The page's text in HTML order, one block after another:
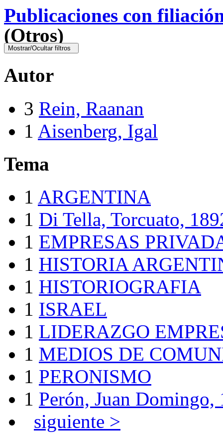
Publicaciones con
(Otros)
Autor
3 Rein, Raanan
1 Aisenberg, Igal
Tema
1 ARGENTINA
1 Di Tella, Torcuato,
1 EMPRESAS
1 HISTORIA
1 HISTORIOGRAFIA
1 ISRAEL
1 LIDERAZGO
1 MEDIOS DE
1 PERONISMO
1 Perón, Juan Domingo,
siguiente >